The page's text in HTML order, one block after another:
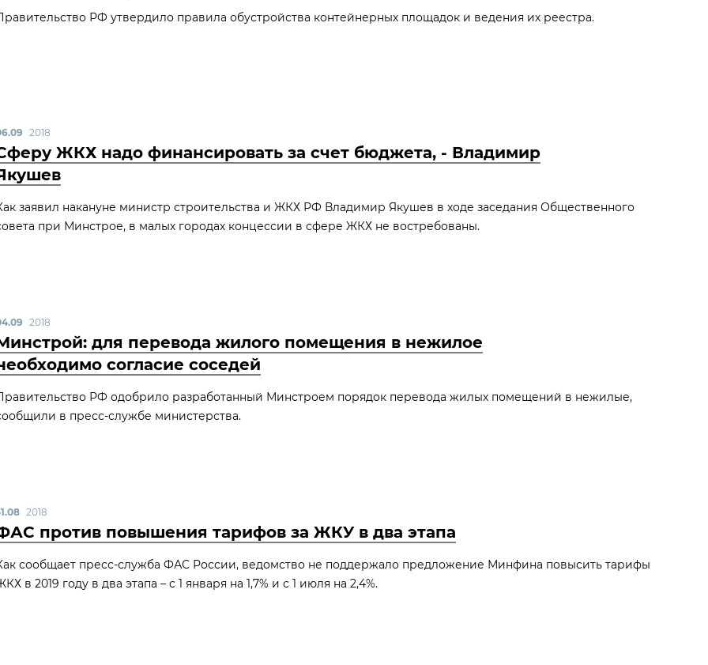
РФ утвердило правила обустройства контейнерных площадок и ведения их реестра.
2018
ЖКХ надо финансировать за счет бюджета, - Владимир
заявил накануне министр строительства и ЖКХ РФ Владимир Якушев в ходе заседания Общественного
при Минстрое, в малых городах концессии в сфере ЖКХ не востребованы.
2018
для перевода жилого помещения в нежилое
согласие соседей
РФ одобрило разработанный Минстроем порядок перевода жилых помещений в нежилые,
в пресс-службе министерства.
2018
против повышения тарифов за ЖКУ в два этапа
сообщает пресс-служба ФАС России, ведомство не поддержало предложение Минфина повысить тарифы
в 2019 году в два этапа – с 1 января на 1,7% и с 1 июля на 2,4%.